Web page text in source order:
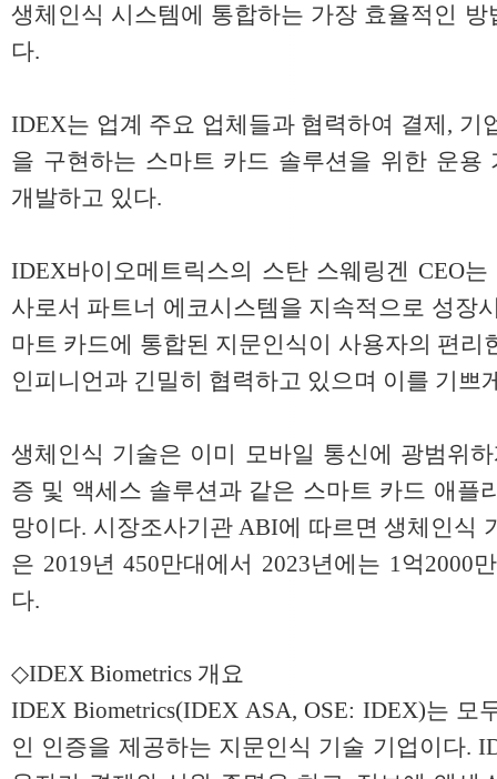
생체인식 시스템에 통합하는 가장 효율적인
다.
IDEX는 업계 주요 업체들과 협력하여 결제, 기
을 구현하는 스마트 카드 솔루션을 위한 운용
개발하고 있다.
IDEX바이오메트릭스의 스탄 스웨링겐 CEO
사로서 파트너 에코시스템을 지속적으로 성장
마트 카드에 통합된 지문인식이 사용자의 편리
인피니언과 긴밀히 협력하고 있으며 이를 기쁘
생체인식 기술은 이미 모바일 통신에 광범위
증 및 액세스 솔루션과 같은 스마트 카드 애플
망이다. 시장조사기관 ABI에 따르면 생체인식
은 2019년 450만대에서 2023년에는 1억2000
다.
◇IDEX Biometrics 개요
IDEX Biometrics(IDEX ASA, OSE: IDEX)는 모
인 인증을 제공하는 지문인식 기술 기업이다.